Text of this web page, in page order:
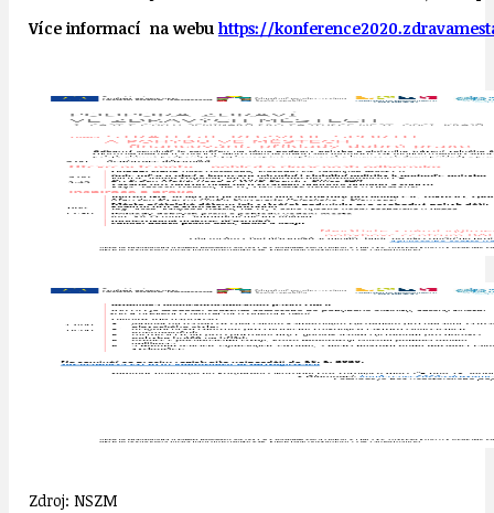
Více informací na webu https://
Zdroj: NSZM